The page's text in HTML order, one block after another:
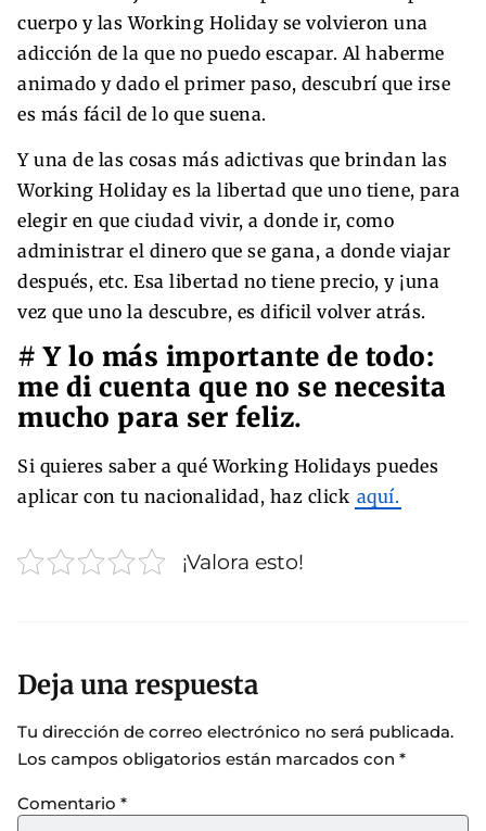
cuerpo y las Working Holiday se volvieron una
adicción de la que no puedo escapar. Al haberme
animado y dado el primer paso, descubrí que irse
es más fácil de lo que suena.
Y una de las cosas más adictivas que brindan las
Working Holiday es la libertad que uno tiene, para
elegir en que ciudad vivir, a donde ir, como
administrar el dinero que se gana, a donde viajar
después, etc. Esa libertad no tiene precio, y ¡una
vez que uno la descubre, es dificil volver atrás.
# Y lo más importante de todo:
me di cuenta que no se necesita
mucho para ser feliz.
Si quieres saber a qué Working Holidays puedes
aplicar con tu nacionalidad, haz click aquí.
¡Valora esto!
Deja una respuesta
Tu dirección de correo electrónico no será publicada.
Los campos obligatorios están marcados con *
Comentario *